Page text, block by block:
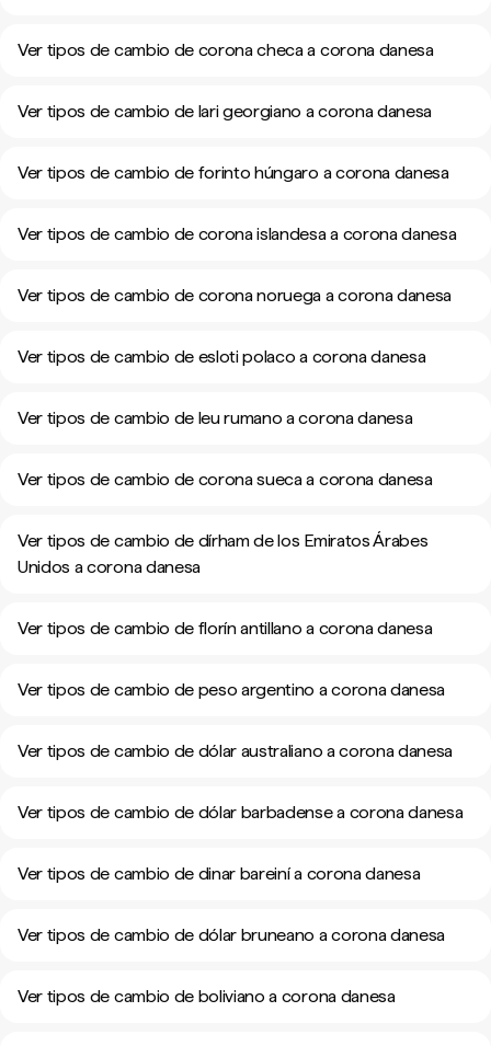
Ver tipos de cambio de corona checa a corona danesa
Ver tipos de cambio de lari georgiano a corona danesa
Ver tipos de cambio de forinto húngaro a corona danesa
Ver tipos de cambio de corona islandesa a corona danesa
Ver tipos de cambio de corona noruega a corona danesa
Ver tipos de cambio de esloti polaco a corona danesa
Ver tipos de cambio de leu rumano a corona danesa
Ver tipos de cambio de corona sueca a corona danesa
Ver tipos de cambio de dírham de los Emiratos Árabes
Unidos a corona danesa
Ver tipos de cambio de florín antillano a corona danesa
Ver tipos de cambio de peso argentino a corona danesa
Ver tipos de cambio de dólar australiano a corona danesa
Ver tipos de cambio de dólar barbadense a corona danesa
Ver tipos de cambio de dinar bareiní a corona danesa
Ver tipos de cambio de dólar bruneano a corona danesa
Ver tipos de cambio de boliviano a corona danesa